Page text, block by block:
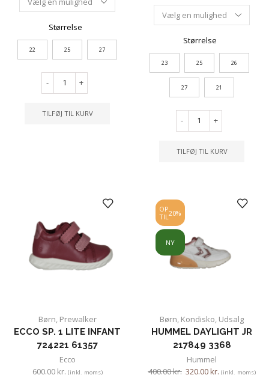
Størrelse
22 25 27
- +
TILFØJ TIL KURV
Størrelse
23 25 26
27 21
- +
TILFØJ TIL KURV
Børn, Prewalker
ECCO SP. 1 LITE INFANT
724221 61357
Ecco
600.00 kr. (inkl. moms)
OP
TIL20%
NY
Børn, Kondisko, Udsalg
HUMMEL DAYLIGHT JR
217849 3368
Hummel
400.00kr. 320.00kr. (inkl. moms)